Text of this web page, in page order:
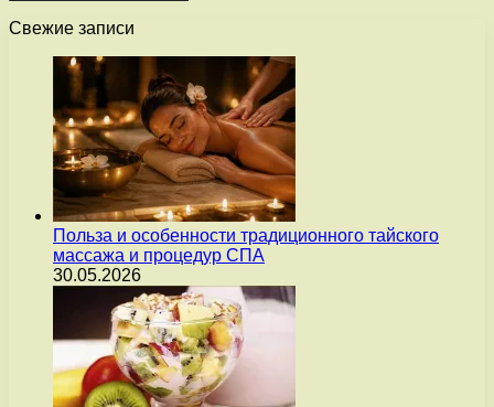
Свежие записи
Польза и особенности традиционного тайского
массажа и процедур СПА
30.05.2026